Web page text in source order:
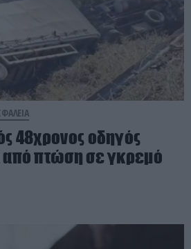
48χρονος οδηγός
πτώση σε γκρεμό